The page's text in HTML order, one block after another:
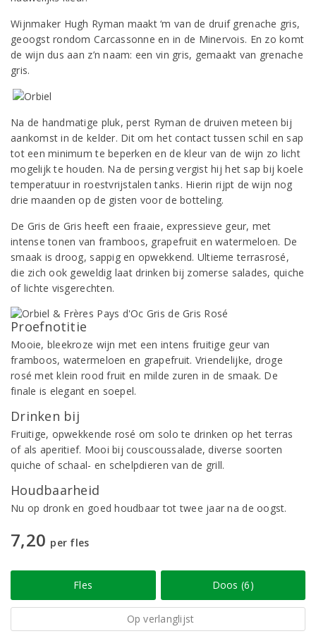
Wijnmaker Hugh Ryman maakt ‘m van de druif grenache gris,
geoogst rondom Carcassonne en in de Minervois. En zo komt
de wijn dus aan z’n naam: een vin gris, gemaakt van grenache
gris.
Na de handmatige pluk, perst Ryman de druiven meteen bij
aankomst in de kelder. Dit om het contact tussen schil en sap
tot een minimum te beperken en de kleur van de wijn zo licht
mogelijk te houden. Na de persing vergist hij het sap bij koele
temperatuur in roestvrijstalen tanks. Hierin rijpt de wijn nog
drie maanden op de gisten voor de botteling.
De Gris de Gris heeft een fraaie, expressieve geur, met
intense tonen van framboos, grapefruit en watermeloen. De
smaak is droog, sappig en opwekkend. Ultieme terrasrosé,
die zich ook geweldig laat drinken bij zomerse salades, quiche
of lichte visgerechten.
Proefnotitie
Mooie, bleekroze wijn met een intens fruitige geur van
framboos, watermeloen en grapefruit. Vriendelijke, droge
rosé met klein rood fruit en milde zuren in de smaak. De
finale is elegant en soepel.
Drinken bij
Fruitige, opwekkende rosé om solo te drinken op het terras
of als aperitief. Mooi bij couscoussalade, diverse soorten
quiche of schaal- en schelpdieren van de grill.
Houdbaarheid
Nu op dronk en goed houdbaar tot twee jaar na de oogst.
7,20 per fles
Fles Doos (6)
Op verlanglijst